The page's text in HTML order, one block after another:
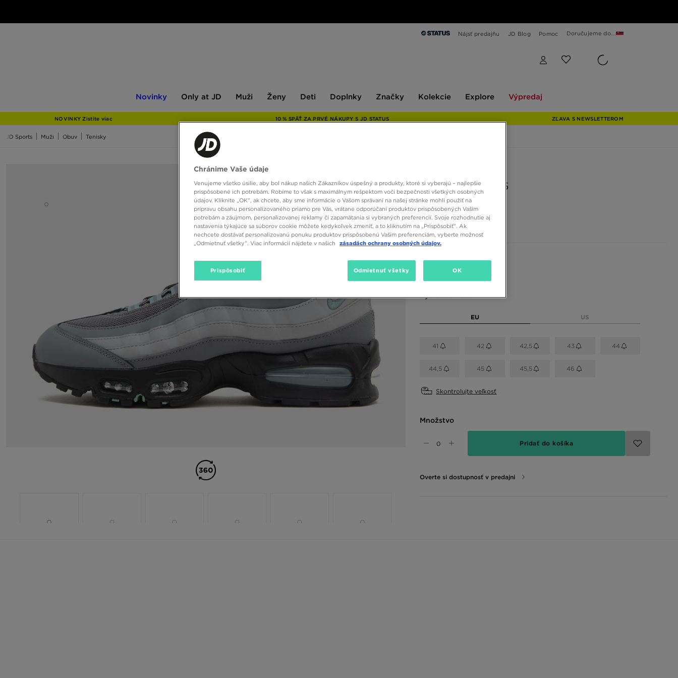
Nájsť predajňu JD Blog Pomoc Doručujeme do...
Novinky
JD
Only at JD Muži Ženy Deti Doplnky Značky Kolekcie Explore Výpredaj
NOVINKY Zistite viac 10 % SPÄŤ ZA PRVÉ NÁKUPY S JD STATUS ZĽAVA S NEWSLETTEROM
JD Sports Muži Obuv Tenisky
NIKE AIR MAX 95
88,00 €
Dostupné farby
Vybrať veľkosť
EU US
41 42 42,5 43 44
44,5 45 45,5 46
Skontrolujte veľkosť
Množstvo
Pridať do košíka
Overte si dostupnosť v predajni
Chránime Vaše údaje
Venujeme všetko úsilie, aby bol nákup našich Zákazníkov úspešný a produkty, ktoré si vyberajú – najlepšie
prispôsobené ich potrebám. Robíme to však s maximálnym rešpektom voči bezpečnosti všetkých osobných
údajov. Kliknite „OK”, ak chcete, aby sme informácie o Vašom správaní na našej stránke mohli použiť na
prípravu obsahu personalizovaného priamo pre Vás, vrátane odporúčaní produktov prispôsobených Vašim
potrebám a záujmom, personalizovanej reklamy či zapamätania si vybraných preferencií. Svoje rozhodnutie aj
nastavenia týkajúce sa súborov cookie môžete kedykoľvek zmeniť, a to kliknutím na „Prispôsobiť”. Ak
nechcete dostávať personalizovanú ponuku produktov prispôsobenú Vašim preferenciám, vyberte možnosť
„Odmietnuť všetky”. Viac informácií nájdete v našich
zásadách ochrany osobných údajov.
Prispôsobiť Odmietnuť všetky OK